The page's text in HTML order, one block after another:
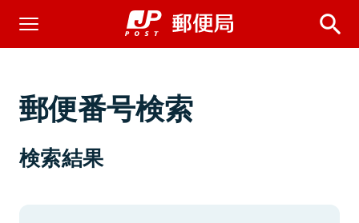
郵便番号検索
検索結果